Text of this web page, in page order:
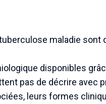
maladie sont
disponibles
pas de décrire avec
leurs formes